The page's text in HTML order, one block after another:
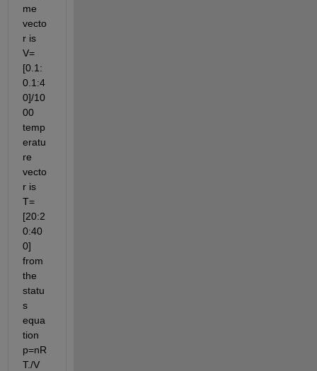
me
vecto
r is
V=
[0.1:
0.1:4
0]/10
00
temp
eratu
re
vecto
r is
T=
[20:2
0:40
0]
from
the
statu
s
equa
tion
p=nR
T./V